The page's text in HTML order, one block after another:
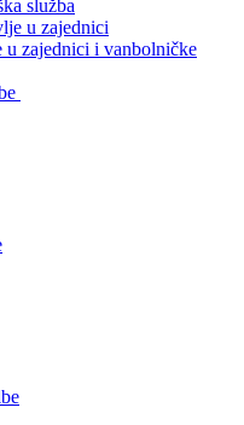
služba
u zajednici
u zajednici i vanbolničke